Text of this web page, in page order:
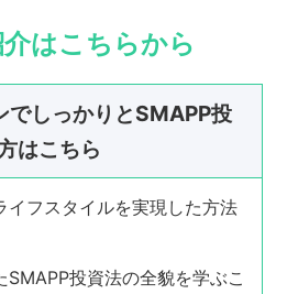
はこちらから
でしっかりとSMAPP投
はこちら
イフスタイルを実現した方法
SMAPP投資法の全貌を学ぶこ